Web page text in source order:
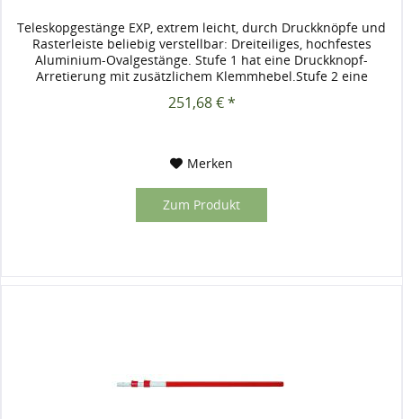
Teleskopgestänge EXP, extrem leicht, durch Druckknöpfe und
Rasterleiste beliebig verstellbar: Dreiteiliges, hochfestes
Aluminium-Ovalgestänge. Stufe 1 hat eine Druckknopf-
Arretierung mit zusätzlichem Klemmhebel.Stufe 2 eine
Rasterleiste,...
251,68 € *
Merken
Zum Produkt